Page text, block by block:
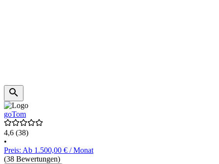
goTom
4,6 (38)
•
Preis: Ab 1.500,00 € / Monat
(38 Bewertungen)